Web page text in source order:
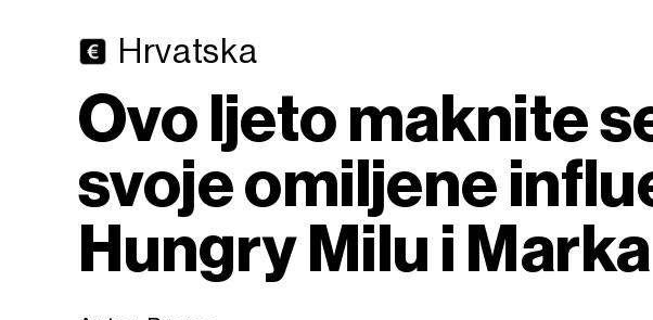
Hrvatska
Ovo ljeto maknite
svoje omiljene
Hungry Milu i